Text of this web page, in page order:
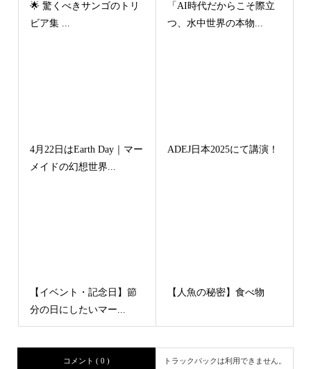
🌟 驚くべきサンゴのトリ
ビア集 ...
「AI時代だからこそ際立
つ、水中世界の本物...
4月22日はEarth Day｜マー
メイドの幻想世界...
ADEJ日本2025にて講演！
【イベント・記念日】節
分の日にしたいマー...
【人魚の秘密】食べ物
コメント ( 0 ) トラックバックは利用できません。